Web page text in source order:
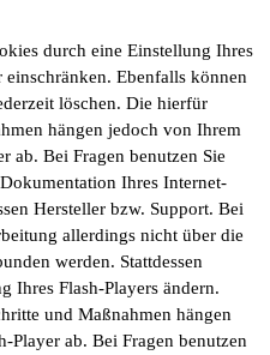
durch eine Einstellung Ihres
Ebenfalls können
löschen. Die hierfür
hängen jedoch von Ihrem
ab. Bei Fragen benutzen Sie
Ihres Internet-
Hersteller bzw. Support. Bei
allerdings nicht über die
werden. Stattdessen
Ihres Flash-Players ändern.
und Maßnahmen hängen
Player ab. Bei Fragen benutzen